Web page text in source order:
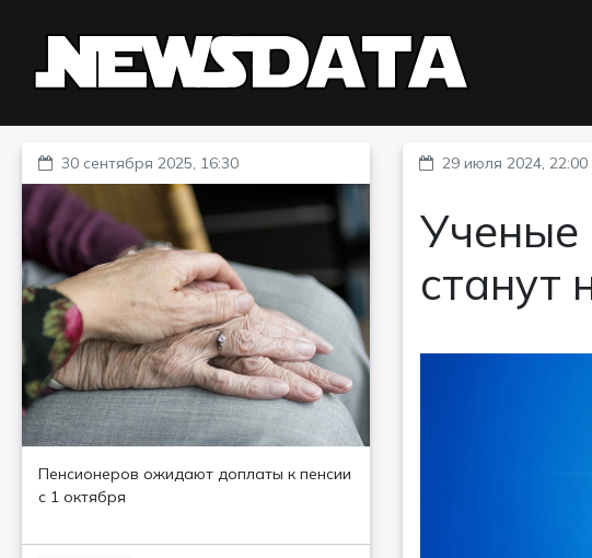
30 сентября 2025, 16:30
Пенсионеров ожидают доплаты к пенсии
с 1 октября
29 июля 2024, 22:00
Ученые
станут